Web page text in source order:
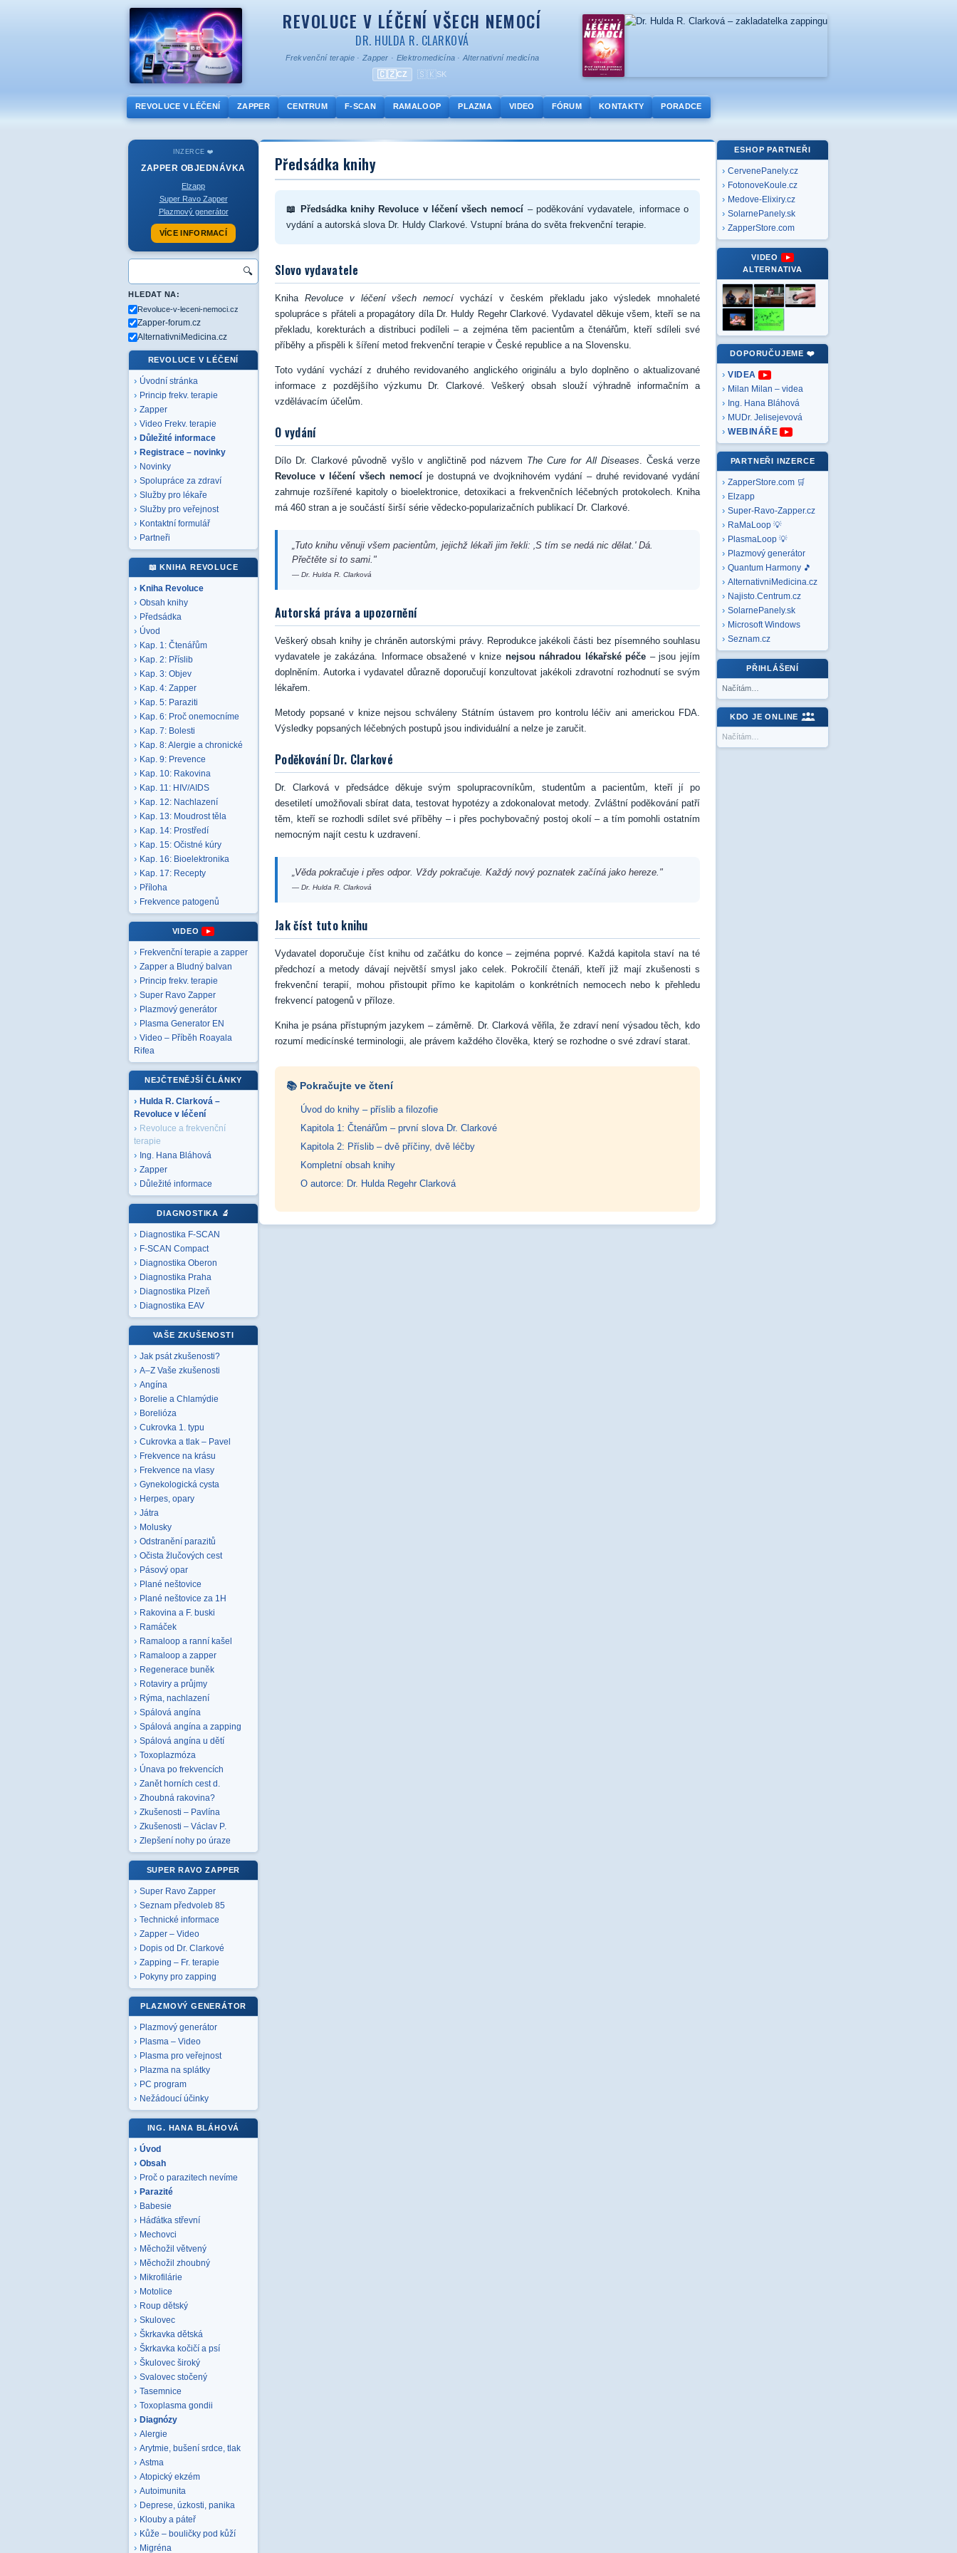
REVOLUCE V LÉČENÍ VŠECH NEMOCÍ
DR. HULDA R. CLARKOVÁ
Frekvenční terapie · Zapper · Elektromedicína ·Alternativní medicína
🇨🇿 CZ 🇸🇰SK
REVOLUCE V LÉČENÍ ZAPPER CENTRUM F-SCAN RAMALOOP PLAZMA VIDEO FÓRUM KONTAKTY PORADCE
INZERCE ❤️
ZAPPER OBJEDNÁVKA
Elzapp
Super Ravo Zapper
Plazmový generátor
VÍCE INFORMACÍ
🔍
HLEDAT NA:
Revoluce-v-leceni-nemoci.cz
Zapper-forum.cz
AlternativniMedicina.cz
REVOLUCE V LÉČENÍ
Úvodní stránka
Princip frekv. terapie
Zapper
Video Frekv. terapie
Důležité informace
Registrace – novinky
Novinky
Spolupráce za zdraví
Služby pro lékaře
Služby pro veřejnost
Kontaktní formulář
Partneři
📖 KNIHA REVOLUCE
Kniha Revoluce
Obsah knihy
Předsádka
Úvod
Kap. 1: Čtenářům
Kap. 2: Příslib
Kap. 3: Objev
Kap. 4: Zapper
Kap. 5: Paraziti
Kap. 6: Proč onemocníme
Kap. 7: Bolesti
Kap. 8: Alergie a chronické
Kap. 9: Prevence
Kap. 10: Rakovina
Kap. 11: HIV/AIDS
Kap. 12: Nachlazení
Kap. 13: Moudrost těla
Kap. 14: Prostředí
Kap. 15: Očistné kúry
Kap. 16: Bioelektronika
Kap. 17: Recepty
Příloha
Frekvence patogenů
VIDEO
Frekvenční terapie a zapper
Zapper a Bludný balvan
Princip frekv. terapie
Super Ravo Zapper
Plazmový generátor
Plasma Generator EN
Video – Příběh Roayala
Rifea
NEJČTENĚJŠÍ ČLÁNKY
Hulda R. Clarková –
Revoluce v léčení
Revoluce a frekvenční
terapie
Ing. Hana Bláhová
Zapper
Důležité informace
DIAGNOSTIKA 🔬
Diagnostika F-SCAN
F-SCAN Compact
Diagnostika Oberon
Diagnostika Praha
Diagnostika Plzeň
Diagnostika EAV
VAŠE ZKUŠENOSTI
Jak psát zkušenosti?
A–Z Vaše zkušenosti
Angína
Borelie a Chlamýdie
Borelióza
Cukrovka 1. typu
Cukrovka a tlak – Pavel
Frekvence na krásu
Frekvence na vlasy
Gynekologická cysta
Herpes, opary
Játra
Molusky
Odstranění parazitů
Očista žlučových cest
Pásový opar
Plané neštovice
Plané neštovice za 1H
Rakovina a F. buski
Ramáček
Ramaloop a ranní kašel
Ramaloop a zapper
Regenerace buněk
Rotaviry a průjmy
Rýma, nachlazení
Spálová angína
Spálová angína a zapping
Spálová angína u dětí
Toxoplazmóza
Únava po frekvencích
Zanět horních cest d.
Zhoubná rakovina?
Zkušenosti – Pavlína
Zkušenosti – Václav P.
Zlepšení nohy po úraze
SUPER RAVO ZAPPER
Super Ravo Zapper
Seznam předvoleb 85
Technické informace
Zapper – Video
Dopis od Dr. Clarkové
Zapping – Fr. terapie
Pokyny pro zapping
PLAZMOVÝ GENERÁTOR
Plazmový generátor
Plasma – Video
Plasma pro veřejnost
Plazma na splátky
PC program
Nežádoucí účinky
ING. HANA BLÁHOVÁ
Úvod
Obsah
Proč o parazitech nevíme
Parazité
Babesie
Háďátka střevní
Mechovci
Měchožil větvený
Měchožil zhoubný
Mikrofilárie
Motolice
Roup dětský
Skulovec
Škrkavka dětská
Škrkavka kočičí a psí
Škulovec široký
Svalovec stočený
Tasemnice
Toxoplasma gondii
Diagnózy
Alergie
Arytmie, bušení srdce, tlak
Astma
Atopický ekzém
Autoimunita
Deprese, úzkosti, panika
Klouby a páteř
Kůže – bouličky pod kůží
Migréna
Předsádka knihy
📖 Předsádka knihy Revoluce v léčení všech nemocí – poděkování vydavatele, informace o
vydání a autorská slova Dr. Huldy Clarkové. Vstupní brána do světa frekvenční terapie.
Slovo vydavatele
Kniha Revoluce v léčení všech nemocívychází v českém překladu jako výsledek mnohaleté
spolupráce s přáteli a propagátory díla Dr. Huldy Regehr Clarkové. Vydavatel děkuje všem, kteří se na
překladu, korekturách a distribuci podíleli – a zejména těm pacientům a čtenářům, kteří sdíleli své
příběhy a přispěli k šíření metod frekvenční terapie v České republice a na Slovensku.
Toto vydání vychází z druhého revidovaného anglického originálu a bylo doplněno o aktualizované
informace z pozdějšího výzkumu Dr. Clarkové. Veškerý obsah slouží výhradně informačním a
vzdělávacím účelům.
O vydání
Dílo Dr. Clarkové původně vyšlo v angličtině pod názvem The Cure for All Diseases. Česká verze
Revoluce v léčení všech nemocíje dostupná ve dvojknihovém vydání – druhé revidované vydání
zahrnuje rozšířené kapitoly o bioelektronice, detoxikaci a frekvenčních léčebných protokolech. Kniha
má 460 stran a je součástí širší série vědecko-popularizačních publikací Dr. Clarkové.
„Tuto knihu věnuji všem pacientům, jejichž lékaři jim řekli: ‚S tím se nedá nic dělat.' Dá.
Přečtěte si to sami."
— Dr. Hulda R. Clarková
Autorská práva a upozornění
Veškerý obsah knihy je chráněn autorskými právy. Reprodukce jakékoli části bez písemného souhlasu
vydavatele je zakázána. Informace obsažené v knize nejsou náhradou lékařské péče – jsou jejím
doplněním. Autorka i vydavatel důrazně doporučují konzultovat jakékoli zdravotní rozhodnutí se svým
lékařem.
Metody popsané v knize nejsou schváleny Státním ústavem pro kontrolu léčiv ani americkou FDA.
Výsledky popsaných léčebných postupů jsou individuální a nelze je zaručit.
Poděkování Dr. Clarkové
Dr. Clarková v předsádce děkuje svým spolupracovníkům, studentům a pacientům, kteří jí po
desetiletí umožňovali sbírat data, testovat hypotézy a zdokonalovat metody. Zvláštní poděkování patří
těm, kteří se rozhodli sdílet své příběhy – i přes pochybovačný postoj okolí – a tím pomohli ostatním
nemocným najít cestu k uzdravení.
„Věda pokračuje i přes odpor. Vždy pokračuje. Každý nový poznatek začíná jako hereze."
— Dr. Hulda R. Clarková
Jak číst tuto knihu
Vydavatel doporučuje číst knihu od začátku do konce – zejména poprvé. Každá kapitola staví na té
předchozí a metody dávají největší smysl jako celek. Pokročilí čtenáři, kteří již mají zkušenosti s
frekvenční terapií, mohou přistoupit přímo ke kapitolám o konkrétních nemocech nebo k přehledu
frekvencí patogenů v příloze.
Kniha je psána přístupným jazykem – záměrně. Dr. Clarková věřila, že zdraví není výsadou těch, kdo
rozumí medicínské terminologii, ale právem každého člověka, který se rozhodne o své zdraví starat.
📚 Pokračujte ve čtení
Úvod do knihy – příslib a filozofie
Kapitola 1: Čtenářům – první slova Dr. Clarkové
Kapitola 2: Příslib – dvě příčiny, dvě léčby
Kompletní obsah knihy
O autorce: Dr. Hulda Regehr Clarková
ESHOP PARTNEŘI
CervenePanely.cz
FotonoveKoule.cz
Medove-Elixiry.cz
SolarnePanely.sk
ZapperStore.com
VIDEO
ALTERNATIVA
DOPORUČUJEME ❤️
VIDEA
Milan Milan – videa
Ing. Hana Bláhová
MUDr. Jelisejevová
WEBINÁŘE
PARTNEŘI INZERCE
ZapperStore.com 🛒
Elzapp
Super-Ravo-Zapper.cz
RaMaLoop 💡
PlasmaLoop 💡
Plazmový generátor
Quantum Harmony 🎵
AlternativniMedicina.cz
Najisto.Centrum.cz
SolarnePanely.sk
Microsoft Windows
Seznam.cz
PŘIHLÁŠENÍ
Načítám…
KDO JE ONLINE
Načítám…